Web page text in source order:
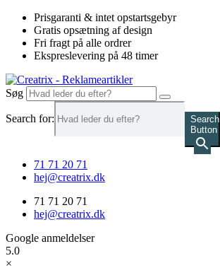
Videre
indhold
Prisgaranti & intet opstartsgebyr
Gratis opsætning af design
Fri fragt på alle ordrer
Ekspreslevering på 48 timer
Søg
Search for:
Search
Button
71 71 20 71
hej@creatrix.dk
71 71 20 71
hej@creatrix.dk
Google anmeldelser
5.0
×